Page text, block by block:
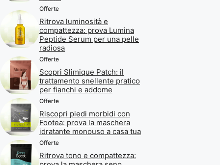
Offerte
Ritrova luminosità e
compattezza: prova Lumina
Peptide Serum per una pelle
radiosa
Offerte
Scopri Slimique Patch: il
trattamento snellente pratico
per fianchi e addome
Offerte
Riscopri piedi morbidi con
Footea: prova la maschera
idratante monouso a casa tua
Offerte
Ritrova tono e compattezza: